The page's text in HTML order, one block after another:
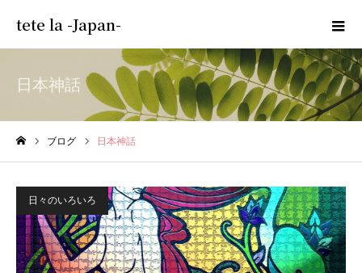
tete la -Japan-
日本神話
ブログ 日本神話
日々のいろいろ